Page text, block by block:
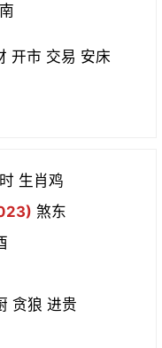
开市 交易 安床
生肖鸡
煞东
贪狼 进贵